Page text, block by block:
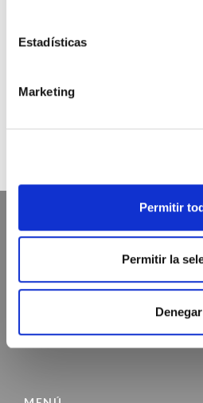
Estadísticas
Marketing
Permitir
Permitir la
Denegar
Somos los fabricantes de
ATENCIÓN AL CLIENTE
972 468 240
INFO@CHICANDPAPER.COM
C/ DE LA MÒDEGA 17-19 17457